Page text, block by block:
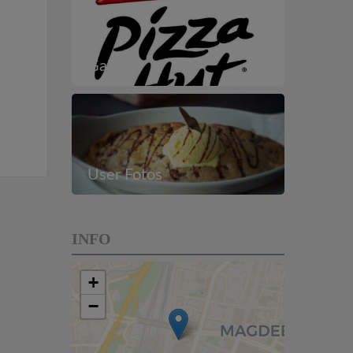
Galerie
User Fotos
INFO
+
−